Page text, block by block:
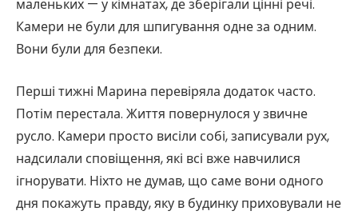
маленьких — у кімнатах, де зберігали цінні речі.
Камери не були для шпигування одне за одним.
Вони були для безпеки.
Перші тижні Марина перевіряла додаток часто.
Потім перестала. Життя повернулося у звичне
русло. Камери просто висіли собі, записували рух,
надсилали сповіщення, які всі вже навчилися
ігнорувати. Ніхто не думав, що саме вони одного
дня покажуть правду, яку в будинку приховували не